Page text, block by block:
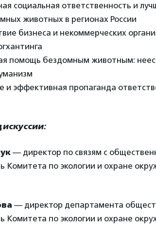
социальная ответственность и
животных в регионах России
бизнеса и некоммерческих
помощь бездомным животным:
эффективная пропаганда
— директор по связям с
Комитета по экологии и охране
— директор департамента
Комитета по экологии и охране